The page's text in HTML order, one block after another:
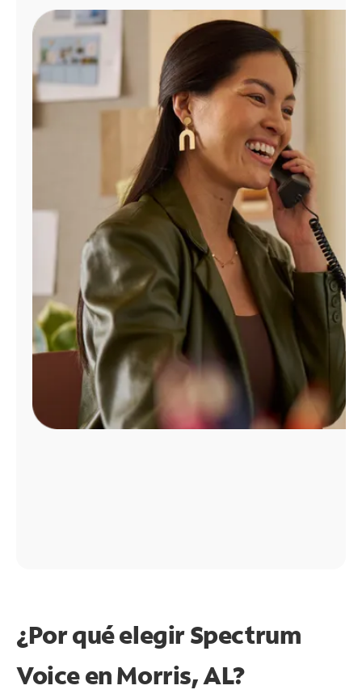
Administrar
cuenta
Encuentra
tienda
¿Por qué elegir Spectrum
Voice en Morris, AL?